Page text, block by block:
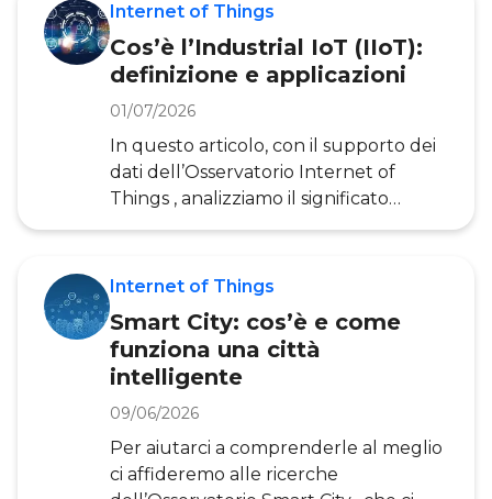
Internet of Things
Cos’è l’Industrial IoT (IIoT):
definizione e applicazioni
01/07/2026
In questo articolo, con il supporto dei
dati dell’Osservatorio Internet of
Things , analizziamo il significato
dell’Industrial IoT, le sue applicazioni,
per la transizione digitale ed ecologica.
(IIoT) rappresenta l’applicazion e
dell’Internet of Things nel mondo
industriale. Alla base dell’IoT vi
sono oggetti intelligenti e reti
intelligenti, che possono essere
aperte, sta
Internet of Things
Smart City: cos’è e come
funziona una città
intelligente
09/06/2026
Per aiutarci a comprenderle al meglio
ci affideremo alle ricerche